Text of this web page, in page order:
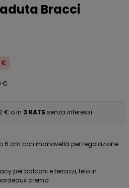
Bracci
€
€
€ o in 3 RATE senza interessi
6 cm con manovella per regolazione
per balconi e terrazzi, telo in
crema